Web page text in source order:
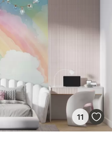
11